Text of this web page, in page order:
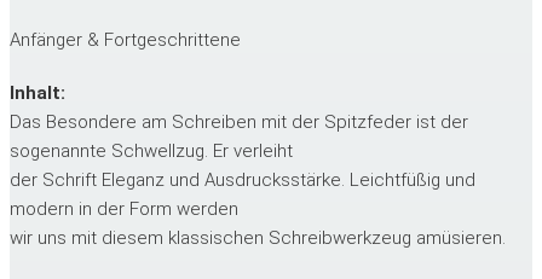
Anfänger & Fortgeschrittene
Inhalt:
Das Besondere am Schreiben mit der Spitzfeder ist der
sogenannte Schwellzug. Er verleiht
der Schrift Eleganz und Ausdrucksstärke. Leichtfüßig und
modern in der Form werden
wir uns mit diesem klassischen Schreibwerkzeug amüsieren.